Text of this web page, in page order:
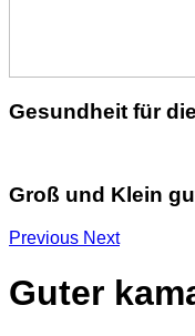
Gesundheit für
Groß und Klein
Previous Next
Guter